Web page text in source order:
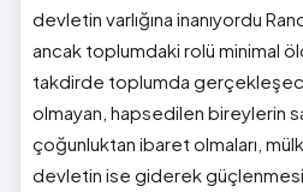
devletin varlığına inanıyordu
ancak toplumdaki rolü minimal
takdirde toplumda
olmayan, hapsedilen bireylerin
çoğunluktan ibaret olmaları,
devletin ise giderek